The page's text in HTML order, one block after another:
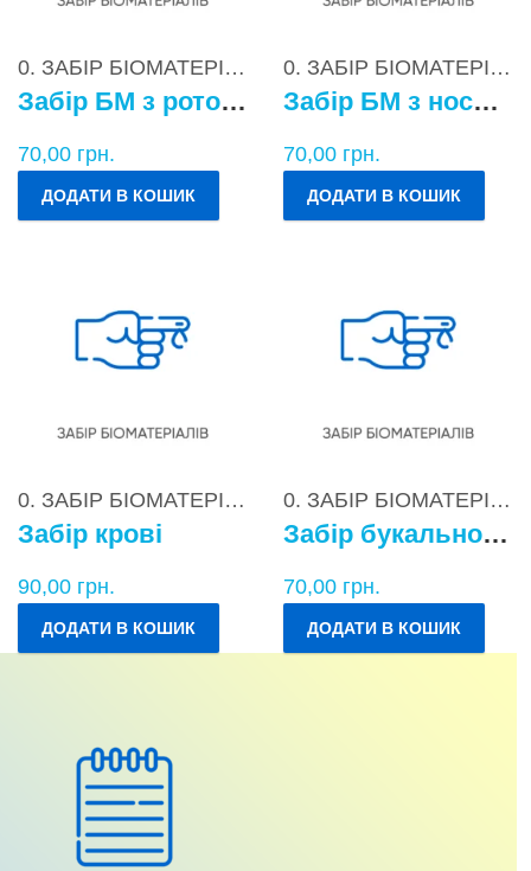
0. ЗАБІР БІОМАТЕРІАЛІВ
Забір БМ з ротоглотки
70,00 грн.
ДОДАТИ В КОШИК
0. ЗАБІР БІОМАТЕРІАЛІВ
Забір БМ з носоглотки
70,00 грн.
ДОДАТИ В КОШИК
0. ЗАБІР БІОМАТЕРІАЛІВ
Забір крові
90,00 грн.
ДОДАТИ В КОШИК
0. ЗАБІР БІОМАТЕРІАЛІВ
Забір букального епітелію
70,00 грн.
ДОДАТИ В КОШИК